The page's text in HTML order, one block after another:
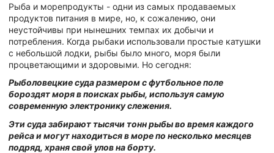
Рыба и морепродукты - одни из самых продаваемых
продуктов питания в мире, но, к сожалению, они
неустойчивы при нынешних темпах их добычи и
потребления. Когда рыбаки использовали простые катушки
с небольшой лодки, рыбы было много, моря были
процветающими и здоровыми. Но сегодня:
Рыболовецкие суда размером с футбольное поле
бороздят моря в поисках рыбы, используя самую
современную электронику слежения.
Эти суда забирают тысячи тонн рыбы во время каждого
рейса и могут находиться в море по несколько месяцев
подряд, храня свой улов на борту.